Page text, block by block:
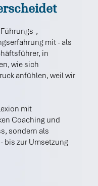
,
mit - als
in
wie sich
anfühlen, weil wir
mit
Coaching und
sondern als
bis zur Umsetzung